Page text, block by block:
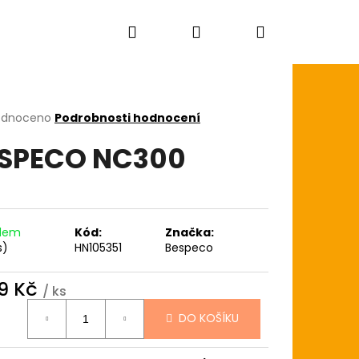
Hledat PřihlášeníNákupní
Podrobnosti hodnocení
NC300
Kód:
HN105351
Značka:
Bespeco
Kč / ks
DO KOŠÍKU
SKIN+ COATED